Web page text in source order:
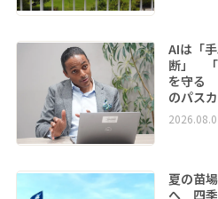
AIは「
断」 「
を守る
のパス
夏の苗
へ 四季